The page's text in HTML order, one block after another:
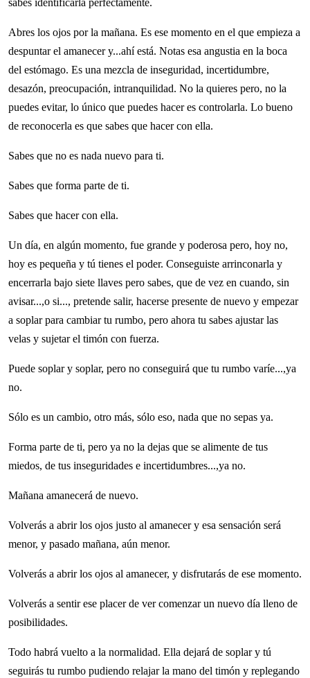
sabes identificarla perfectamente.
Abres los ojos por la mañana. Es ese momento en el que empieza a
despuntar el amanecer y...ahí está. Notas esa angustia en la boca
del estómago. Es una mezcla de inseguridad, incertidumbre,
desazón, preocupación, intranquilidad. No la quieres pero, no la
puedes evitar, lo único que puedes hacer es controlarla. Lo bueno
de reconocerla es que sabes que hacer con ella.
Sabes que no es nada nuevo para ti.
Sabes que forma parte de ti.
Sabes que hacer con ella.
Un día, en algún momento, fue grande y poderosa pero, hoy no,
hoy es pequeña y tú tienes el poder. Conseguiste arrinconarla y
encerrarla bajo siete llaves pero sabes, que de vez en cuando, sin
avisar...,o si..., pretende salir, hacerse presente de nuevo y empezar
a soplar para cambiar tu rumbo, pero ahora tu sabes ajustar las
velas y sujetar el timón con fuerza.
Puede soplar y soplar, pero no conseguirá que tu rumbo varíe...,ya
no.
Sólo es un cambio, otro más, sólo eso, nada que no sepas ya.
Forma parte de ti, pero ya no la dejas que se alimente de tus
miedos, de tus inseguridades e incertidumbres...,ya no.
Mañana amanecerá de nuevo.
Volverás a abrir los ojos justo al amanecer y esa sensación será
menor, y pasado mañana, aún menor.
Volverás a abrir los ojos al amanecer, y disfrutarás de ese momento.
Volverás a sentir ese placer de ver comenzar un nuevo día lleno de
posibilidades.
Todo habrá vuelto a la normalidad. Ella dejará de soplar y tú
seguirás tu rumbo pudiendo relajar la mano del timón y replegando